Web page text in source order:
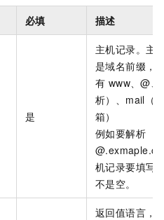
必填 描述
是
主机记录。主
是域名前缀，
有 www、@、
析）、mail（
箱）
例如要解析
机记录要填写
不是空。
返回值语言，